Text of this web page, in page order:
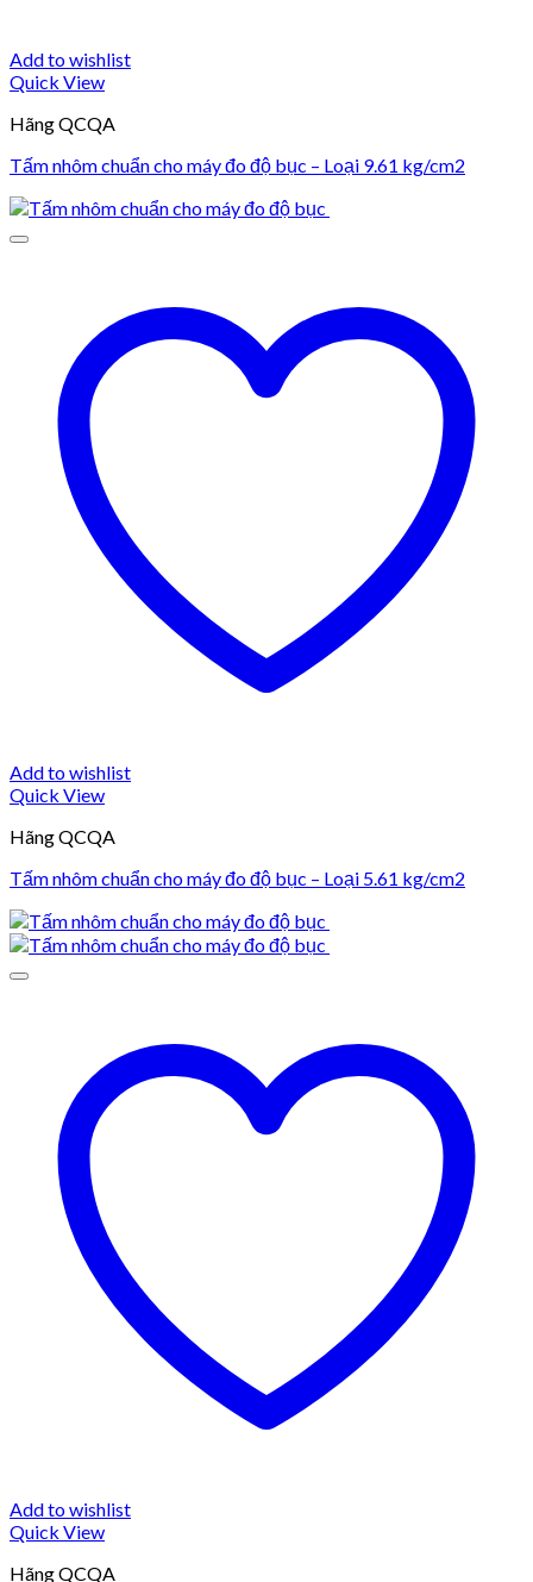
Add to wishlist
Quick View
Hãng QCQA
Tấm nhôm chuẩn cho máy đo độ bục – Loại 9.61 kg/cm2
Add to wishlist
Quick View
Hãng QCQA
Tấm nhôm chuẩn cho máy đo độ bục – Loại 5.61 kg/cm2
Add to wishlist
Quick View
Hãng QCQA